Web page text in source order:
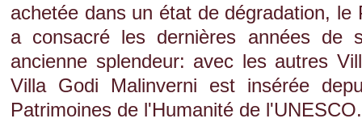
achetée dans un état de dégradation, le
a consacré les dernières années
ancienne splendeur: avec les autres
Villa Godi Malinverni est insérée
Patrimoines de l'Humanité de l'UNESCO.